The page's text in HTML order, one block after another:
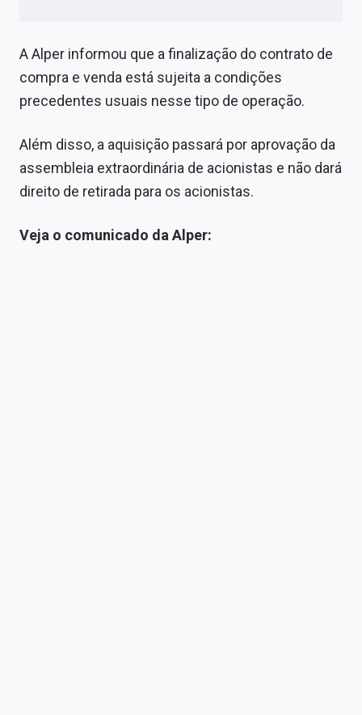
Conteúdo de Marca
Sobre
Expediente
A Alper informou que a finalização do contrato de
compra e venda está sujeita a condições
precedentes usuais nesse tipo de operação.
Além disso, a aquisição passará por aprovação da
assembleia extraordinária de acionistas e não dará
direito de retirada para os acionistas.
Veja o comunicado da Alper: